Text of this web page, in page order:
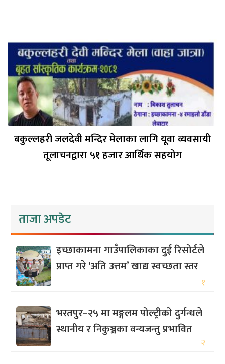
बकुल्लहरी जलदेवी मन्दिर मेलाका लागि यूवा व्यवसायी
तूलाचनद्वारा ५१ हजार आर्थिक सहयोग
ताजा अपडेट
इच्छाकामना गाउँपालिकाका दुई रिसोर्टले
प्राप्त गरे ‘अति उत्तम’ खाद्य स्वच्छता स्तर
१
भरतपुर–२५ मा मङ्गलम पोल्ट्रीको दुर्गन्धले
स्थानीय र निकुञ्जका वन्यजन्तु प्रभावित
२